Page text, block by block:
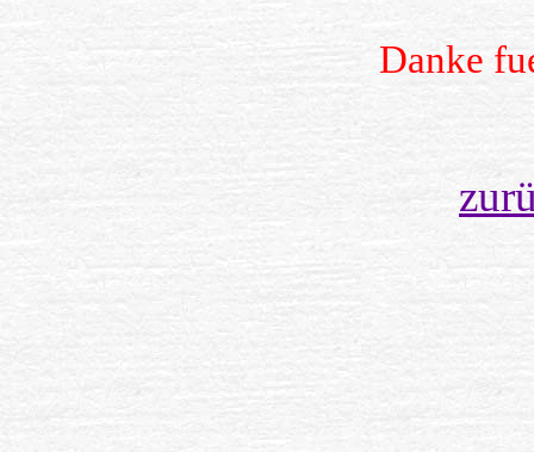
Danke fuer